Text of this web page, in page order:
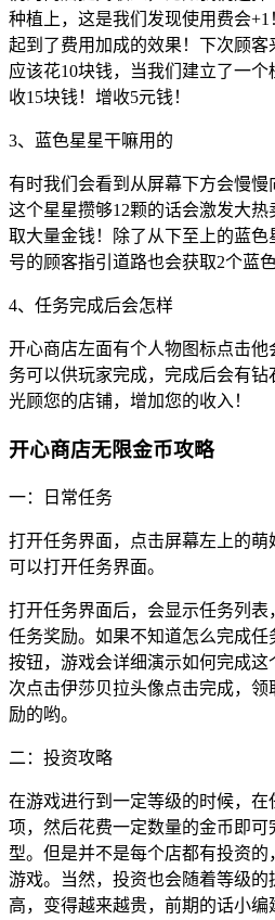
种植上，这是我们发现使用费会
起到了费用加成的效果！下次顾
应该花10块钱，当我们建立了一
收15块钱！增收5元钱！
3、蓝色星星干嘛用的
有时我们会看到从屏幕下方会慢慢
这个星星攒够12颗的话会激发大
取大量金钱！除了从下至上的蓝
号的顾客指引道路也会获取2个蓝色
4、任务完成后会怎样
开心商店左面有个人物图标点击
务可以供玩家完成，完成后会有
光顾您的店铺，增加您的收入！
开心商店无限金币攻略
一：日常任务
打开任务界面，点击屏幕左上的萌
可以打开任务界面。
打开任务界面后，会显示任务列
任务奖励。如果不知道怎么完成
按钮，游戏会详细演示如何完成
次点击伊莎贝拉头像点击完成，
励的哟。
二：投资攻略
在游戏进行到一定等级的时候，
项，然后花费一定数量的金币即
型。但是并不是每个店都有投资
游戏。当然，投资也会随着等级
高，变得越来越贵，前期的话小